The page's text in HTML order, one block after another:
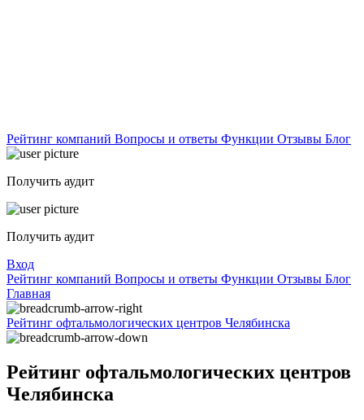
Рейтинг компаний Вопросы и ответы Функции Отзывы Блог
Получить аудит
Получить аудит
Вход
Рейтинг компаний Вопросы и ответы Функции Отзывы Блог
Главная
Рейтинг офтальмологических центров Челябинска
Рейтинг офтальмологических центров
Челябинска